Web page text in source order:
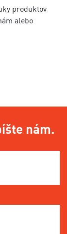
produktov
alebo
nám.